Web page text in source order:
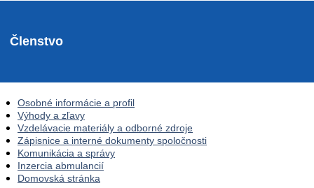
Členstvo
Osobné informácie a profil
Výhody a zľavy
Vzdelávacie materiály a odborné zdroje
Zápisnice a interné dokumenty spoločnosti
Komunikácia a správy
Inzercia abmulancií
Domovská stránka